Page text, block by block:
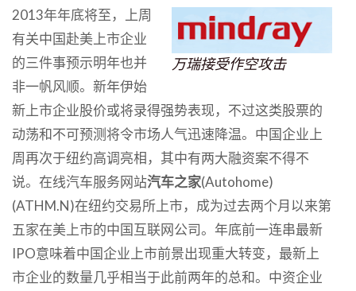
万瑞接受作空攻击
2013年年底将至，上周
有关中国赴美上市企业
的三件事预示明年也并
非一帆风顺。新年伊始
新上市企业股价或将录得强势表现，不过这类股票的
动荡和不可预测将令市场人气迅速降温。中国企业上
周再次于纽约高调亮相，其中有两大融资案不得不
说。在线汽车服务网站汽车之家(Autohome)
(ATHM.N)在纽约交易所上市，成为过去两个月以来第
五家在美上市的中国互联网公司。年底前一连串最新
IPO意味着中国企业上市前景出现重大转变，最新上
市企业的数量几乎相当于此前两年的总和。中资企业